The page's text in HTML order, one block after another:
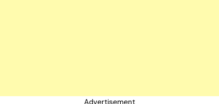
Advertisement